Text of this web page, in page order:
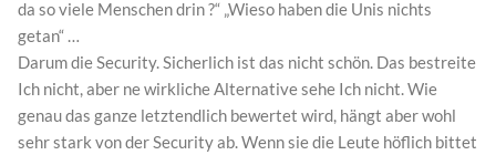
da so viele Menschen drin ?“ „Wieso haben die Unis nichts
getan“ …
Darum die Security. Sicherlich ist das nicht schön. Das bestreite
Ich nicht, aber ne wirkliche Alternative sehe Ich nicht. Wie
genau das ganze letztendlich bewertet wird, hängt aber wohl
sehr stark von der Security ab. Wenn sie die Leute höflich bittet